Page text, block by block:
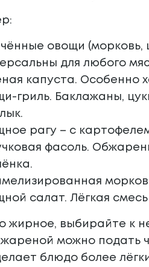
овощи (морковь,
для любого
капуста. Особенно
гриль. Баклажаны,
рагу – с
фасоль.
салат. Лёгкая
жирное, выбирайте к
можно подать
блюдо более